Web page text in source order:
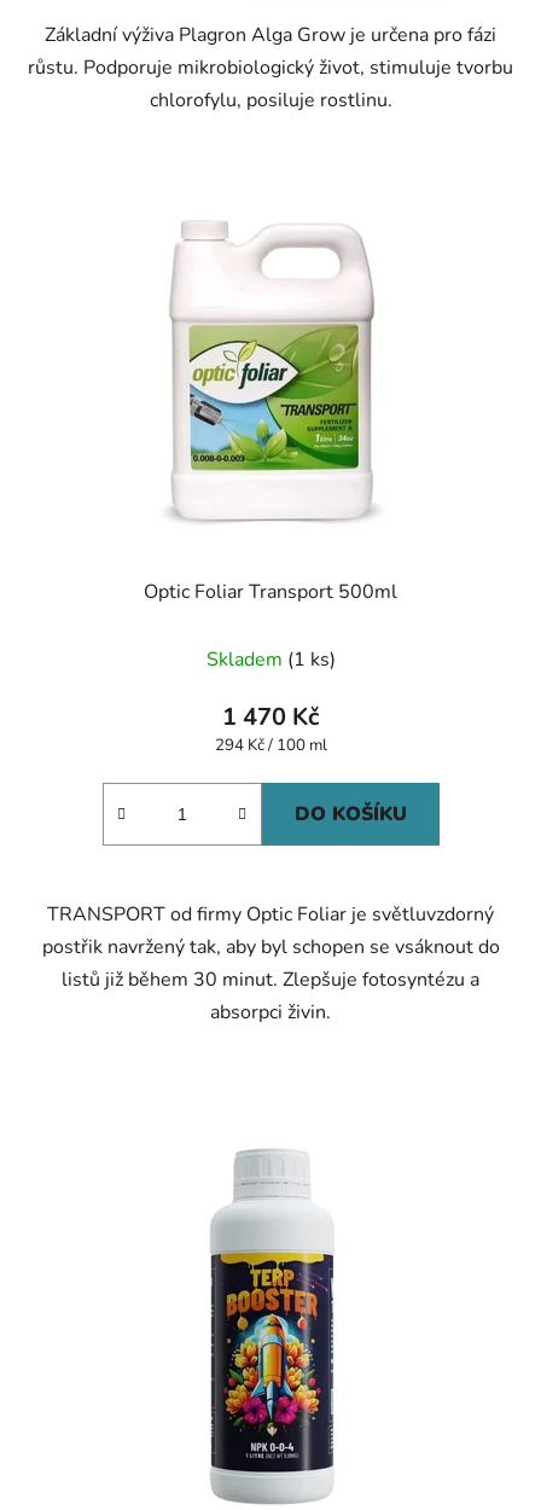
Základní výživa Plagron Alga Grow je určena pro fázi
růstu. Podporuje mikrobiologický život, stimuluje tvorbu
chlorofylu, posiluje rostlinu.
Optic Foliar Transport 500ml
Skladem (1 ks)
1 470 Kč
Měrná
294 Kč / 100 ml
DO KOŠÍKU
TRANSPORT od firmy Optic Foliar je světluvzdorný
postřik navržený tak, aby byl schopen se vsáknout do
listů již během 30 minut. Zlepšuje fotosyntézu a
absorpci živin.